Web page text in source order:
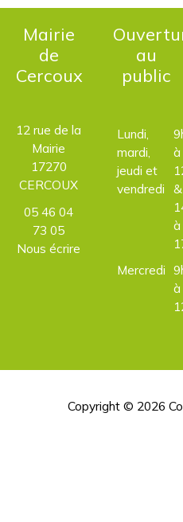
Mairie
de
Cercoux
12 rue de la
Mairie
17270
CERCOUX
05 46 04
73 05
Nous écrire
au
public
Lundi,
mardi,
jeudi et
vendredi
à
&
à
Mercredi
à
Copyright © 2026